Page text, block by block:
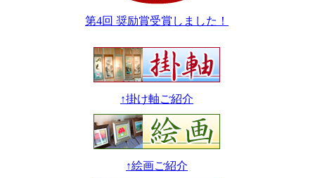
第4回 奨励賞受賞しました！
↑掛け軸ご紹介
↑絵画ご紹介